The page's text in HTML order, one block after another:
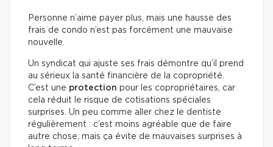
Personne n’aime payer plus, mais une hausse des
frais de condo n’est pas forcément une mauvaise
nouvelle.
Un syndicat qui ajuste ses frais démontre qu’il prend
au sérieux la santé financière de la copropriété.
C’est une protection pour les copropriétaires, car
cela réduit le risque de cotisations spéciales
surprises. Un peu comme aller chez le dentiste
régulièrement : c’est moins agréable que de faire
autre chose, mais ça évite de mauvaises surprises à